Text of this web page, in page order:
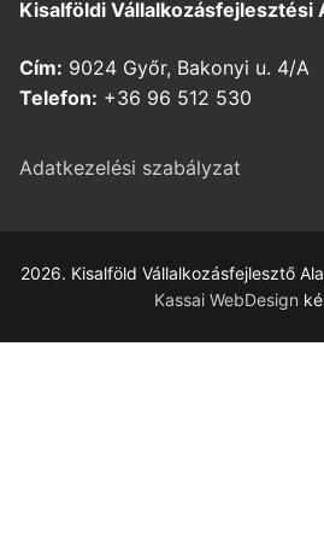
Kisalföldi Vállalkozásfejlesztési
Cím: 9024 Győr, Bakonyi u. 4/A
Telefon: +36 96 512 530
Adatkezelési szabályzat
2026. Kisalföld Vállalkozásfejlesztő
Kassai WebDesign